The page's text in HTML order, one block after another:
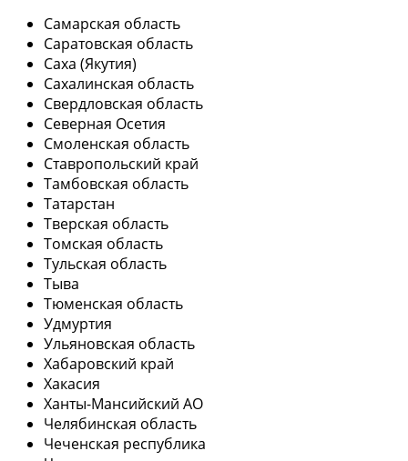
Самарская область
Саратовская область
Саха (Якутия)
Сахалинская область
Свердловская область
Северная Осетия
Смоленская область
Ставропольский край
Тамбовская область
Татарстан
Тверская область
Томская область
Тульская область
Тыва
Тюменская область
Удмуртия
Ульяновская область
Хабаровский край
Хакасия
Ханты-Мансийский АО
Челябинская область
Чеченская республика